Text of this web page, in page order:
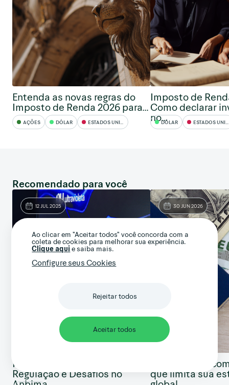
Ao clicar em "Aceitar todos" você concorda com a
coleta de cookies para melhorar sua experiência.
Clique aqui e saiba mais.
Configure seus Cookies
Rejeitar todos
Aceitar todos
Entenda as novas regras do
Imposto de Renda 2026 para...
AÇÕES DÓLAR ESTADOS UNIDOS
Imposto de
Como declarar
no...DÓLAR ESTADOS UNIDOS
Recomendado para você
12 JUL 2025
Investimentos no exterior:
Regulação e Desafios no
30 JUN 2026
Home bias: o
que limita sua